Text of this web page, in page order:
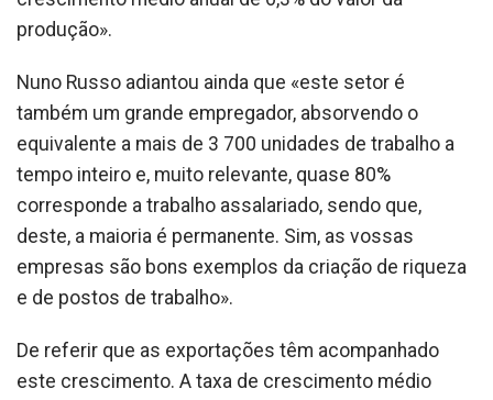
produção».
Nuno Russo adiantou ainda que «este setor é
também um grande empregador, absorvendo o
equivalente a mais de 3 700 unidades de trabalho a
tempo inteiro e, muito relevante, quase 80%
corresponde a trabalho assalariado, sendo que,
deste, a maioria é permanente. Sim, as vossas
empresas são bons exemplos da criação de riqueza
e de postos de trabalho».
De referir que as exportações têm acompanhado
este crescimento. A taxa de crescimento médio